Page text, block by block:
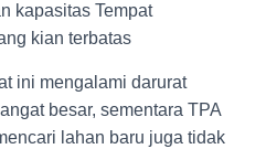
kapasitas Tempat
kian terbatas
ini mengalami darurat
besar, sementara TPA
lahan baru juga tidak